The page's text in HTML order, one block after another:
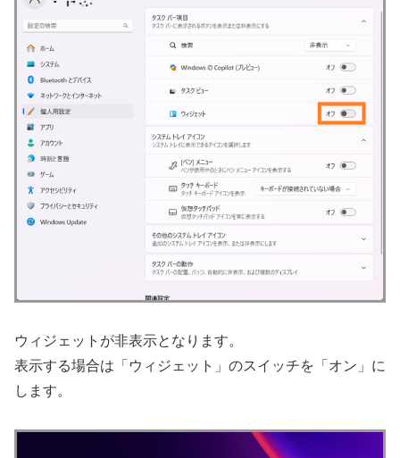
ウィジェットが非表示となります。
表示する場合は「ウィジェット」のスイッチを「オン」に
します。